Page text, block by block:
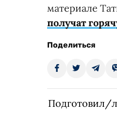
материале
получат
Поделиться
Подготовил/